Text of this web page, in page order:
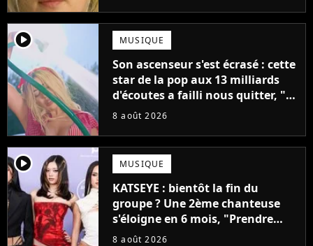
player2 MUSIQUE
Son ascenseur s'est écrasé : cette
star de la pop aux 13 milliards
d'écoutes a failli nous quitter, "Je
pensais ne plus jamais chanter"
8 août 2026
player2 MUSIQUE
KATSEYE : bientôt la fin du
groupe ? Une 2ème chanteuse
s'éloigne en 6 mois, "Prendre
cette décision n’a pas été facile"
8 août 2026